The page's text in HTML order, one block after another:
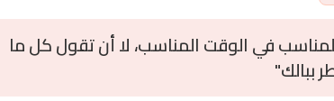
في الوقت المناسب، لا أن تقول كل ما
ببالك"